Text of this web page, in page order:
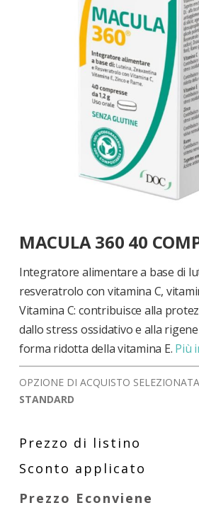
all'inizio
galleria
immagini
MACULA 360 40
Integratore alimentare a base di
resveratrolo con vitamina C,
Vitamina C: contribuisce alla
dallo stress ossidativo e alla
forma ridotta della vitamina E. Più
OPZIONE DI ACQUISTO
STANDARD